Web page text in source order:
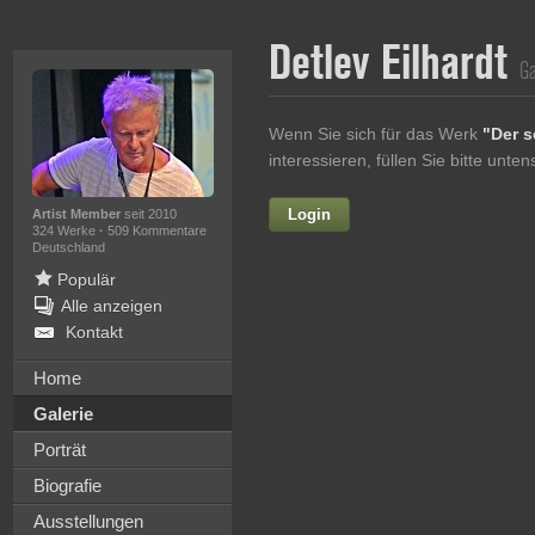
Artist Memberseit 2010
324 Werke · 509 Kommentare
Deutschland
Populär
Alle anzeigen
Kontakt
Home
Galerie
Porträt
Biografie
Ausstellungen
Detlev Eilhardt
Wenn Sie sich für das Werk "Der
interessieren, füllen Sie bitte
Login